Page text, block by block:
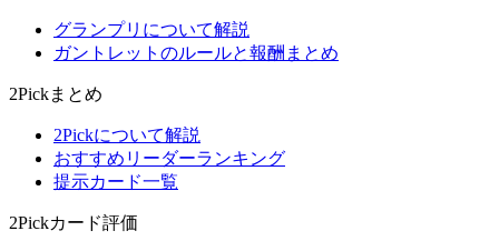
グランプリについて解説
ガントレットのルールと報酬まとめ
2Pickまとめ
2Pickについて解説
おすすめリーダーランキング
提示カード一覧
2Pickカード評価